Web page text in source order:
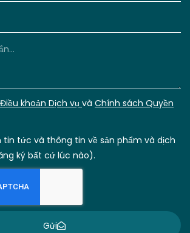
Điều khoản Dịch vụ và Chính sách Quyền
tin tức và thông tin về sản phẩm và dịch
ký bất cứ lúc nào).
Gửi